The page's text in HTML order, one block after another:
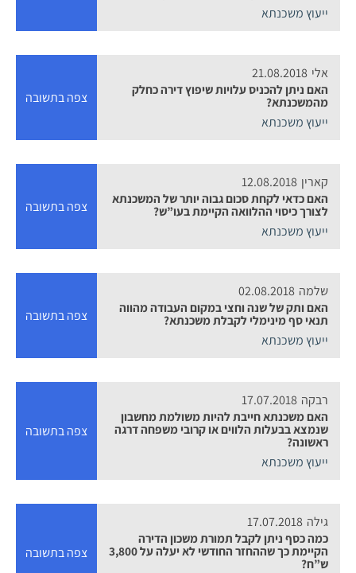
ייעוץ משכנתא
אלי 21.08.2018
האם ניתן להכניס עלויות שיפוץ דירה כחלק
מהמשכנתא?
ייעוץ משכנתא
צפה בתשובה
קארין 12.08.2018
האם כדאי לקחת סכום גבוה יותר של המשכנתא
לצורך כיסוי ההלוואה הקיימת בעו”ש?
ייעוץ משכנתא
צפה בתשובה
שלמה 02.08.2018
האם ותק של שנה וחצי במקום העבודה מהווה
תנאי סף מינימלי לקבלת משכנתא?
ייעוץ משכנתא
צפה בתשובה
רבקה 17.07.2018
האם משכנתא חייבת להיות משולמת מחשבון
שנמצא בבעלות הלווים או קרובי משפחה דרגה
ראשונה?
ייעוץ משכנתא
צפה בתשובה
גילה 17.07.2018
כמה כסף ניתן לקבל תמורת משכון הדירה
הקיימת כך שההחזר החודשי לא יעלה על 3,800
ש”ח?
צפה בתשובה